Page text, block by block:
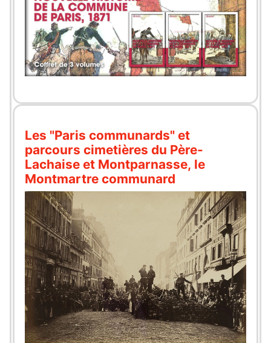
Les "Paris communards" et
parcours cimetières du Père-
Lachaise et Montparnasse, le
Montmartre communard